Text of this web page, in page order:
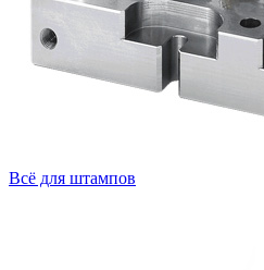
Всё для штампов